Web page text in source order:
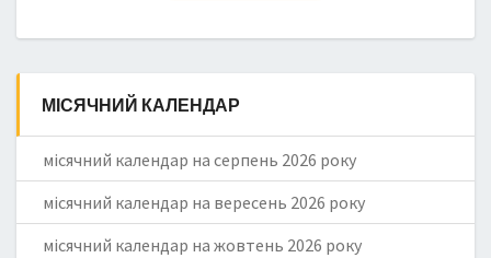
МІСЯЧНИЙ КАЛЕНДАР
місячний календар на серпень 2026 року
місячний календар на вересень 2026 року
місячний календар на жовтень 2026 року